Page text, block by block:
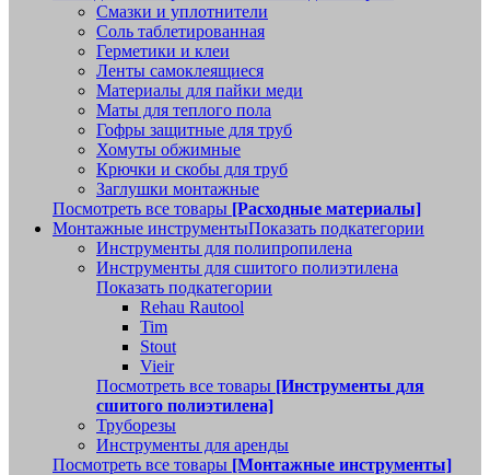
Смазки и уплотнители
Соль таблетированная
Герметики и клеи
Ленты самоклеящиеся
Материалы для пайки меди
Маты для теплого пола
Гофры защитные для труб
Хомуты обжимные
Крючки и скобы для труб
Заглушки монтажные
Посмотреть все товары [Расходные материалы]
Монтажные инструментыПоказать подкатегории
Инструменты для полипропилена
Инструменты для сшитого полиэтилена
Показать подкатегории
Rehau Rautool
Tim
Stout
Vieir
Посмотреть все товары [Инструменты для
сшитого полиэтилена]
Труборезы
Инструменты для аренды
Посмотреть все товары [Монтажные инструменты]